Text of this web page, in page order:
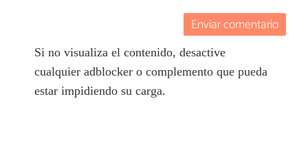
Enviar comentario
Si no visualiza el contenido, desactive
cualquier adblocker o complemento que pueda
estar impidiendo su carga.